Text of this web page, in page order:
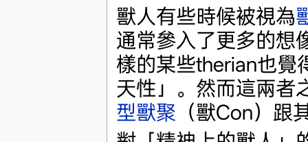
獸人有些時候被視為
通常參入了更多的想
樣的某些therian也覺
天性」。然而這兩者
型獸聚 （獸Con）跟